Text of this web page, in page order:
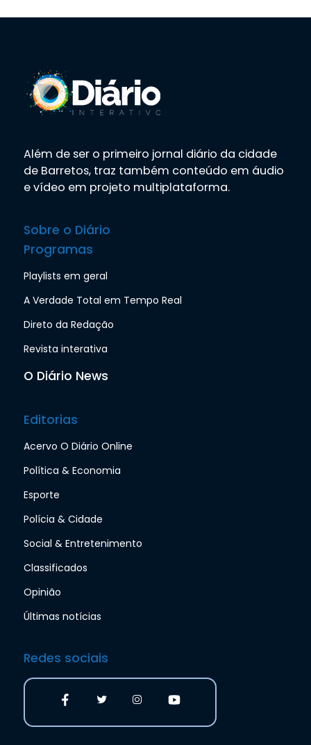
Além de ser o primeiro jornal diário da cidade
de Barretos, traz também conteúdo em áudio
e vídeo em projeto multiplataforma.
Sobre o Diário
Programas
Playlists em geral
A Verdade Total em Tempo Real
Direto da Redação
Revista interativa
O Diário News
Editorias
Acervo O Diário Online
Política & Economia
Esporte
Polícia & Cidade
Social & Entretenimento
Classificados
Opinião
Últimas notícias
Redes sociais